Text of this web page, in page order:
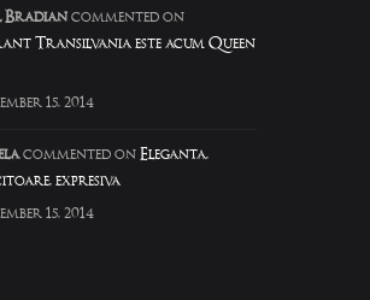
Bradiancommented on
Transilvania este acum Queen
15, 2014
commented on Eleganta,
expresiva
15, 2014